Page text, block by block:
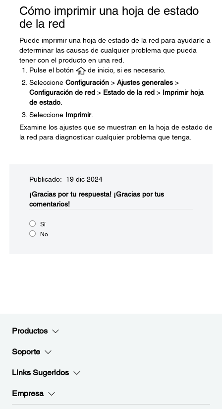
Cómo imprimir una hoja de estado
de la red
Puede imprimir una hoja de estado de la red para ayudarle a
determinar las causas de cualquier problema que pueda
tener con el producto en una red.
Pulse el botón
de inicio, si es necesario.
Seleccione Configuración > Ajustes generales >
Configuración de red > Estado de la red > Imprimir hoja
de estado
Seleccione Imprimir.
Examine los ajustes que se muestran en la hoja de estado de
la red para diagnosticar cualquier problema que tenga.
Publicado: 19 dic 2024
¡Gracias por tu respuesta! ¡Gracias por tus
comentarios!
Sí
No
Productos
Soporte
Links Sugeridos
Empresa